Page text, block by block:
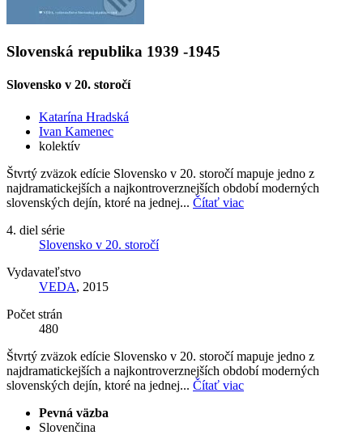
Slovenská republika 1939 -1945
Slovensko v 20. storočí
Katarína Hradská
Ivan Kamenec
kolektív
Štvrtý zväzok edície Slovensko v 20. storočí mapuje jedno z
najdramatickejších a najkontroverznejších období moderných
slovenských dejín, ktoré na jednej... Čítať viac
4. diel série
Slovensko v 20. storočí
Vydavateľstvo
VEDA, 2015
Počet strán
480
Štvrtý zväzok edície Slovensko v 20. storočí mapuje jedno z
najdramatickejších a najkontroverznejších období moderných
slovenských dejín, ktoré na jednej... Čítať viac
Pevná väzba
Slovenčina